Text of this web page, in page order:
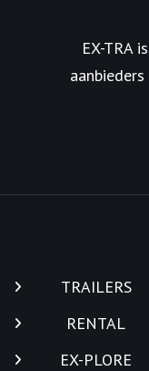
EX-TRA
TRAILERS
RENTAL
EX-PLORE